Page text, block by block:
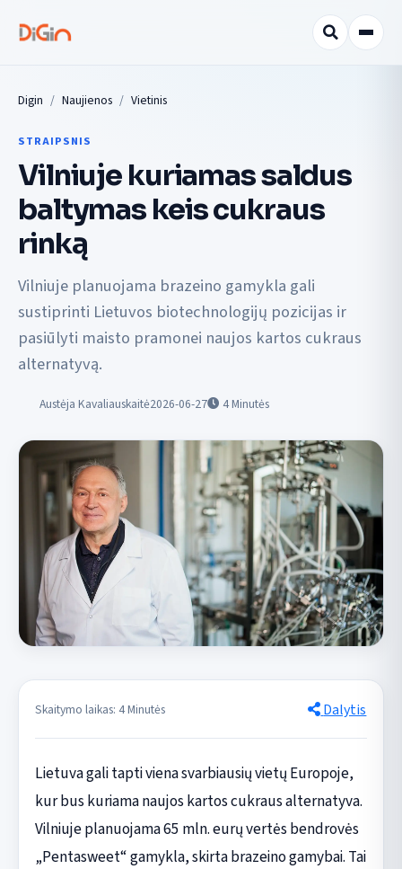
Digin Naujienos Vietinis
STRAIPSNIS
Vilniuje kuriamas saldus
baltymas keis cukraus
rinką
Vilniuje planuojama brazeino gamykla gali
sustiprinti Lietuvos biotechnologijų pozicijas ir
pasiūlyti maisto pramonei naujos kartos cukraus
alternatyvą.
Austėja Kavaliauskaitė2026-06-27 4Minutės
Skaitymo laikas: 4 Minutės Dalytis
Lietuva gali tapti viena svarbiausių vietų Europoje,
kur bus kuriama naujos kartos cukraus alternatyva.
Vilniuje planuojama 65 mln. eurų vertės bendrovės
„Pentasweet“ gamykla, skirta brazeino gamybai. Tai